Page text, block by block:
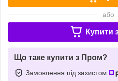
або
Купити
Що таке купити з Пром?
Замовлення під захистом